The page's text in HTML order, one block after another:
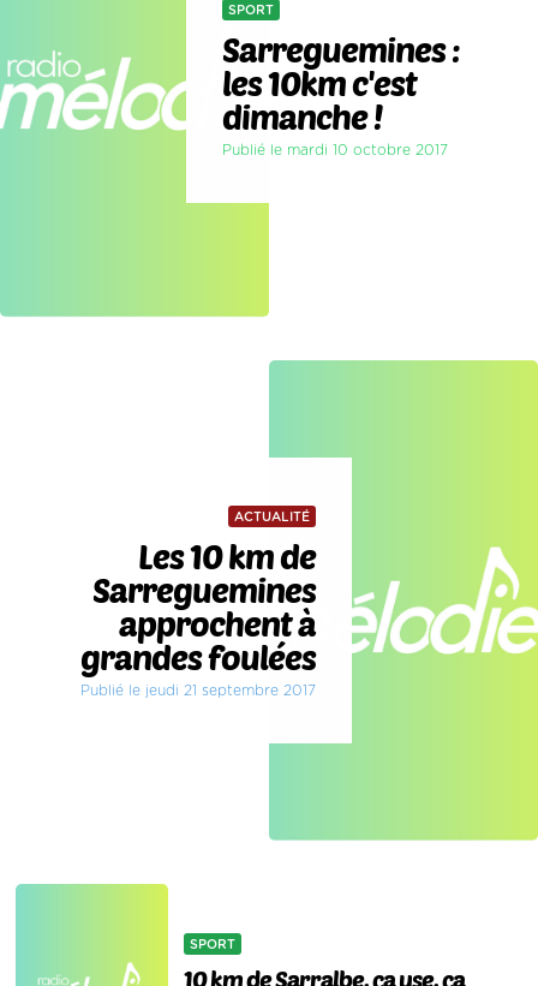
SPORT
Sarreguemines :
les 10km c'est
dimanche !
Publié le mardi 10 octobre 2017
ACTUALITÉ
Les 10 km de
Sarreguemines
approchent à
grandes foulées
Publié le jeudi 21 septembre 2017
SPORT
10 km de Sarralbe, ça use, ça